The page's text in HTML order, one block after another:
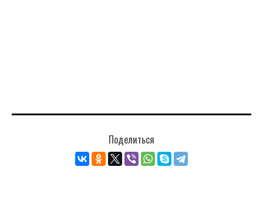
Поделиться